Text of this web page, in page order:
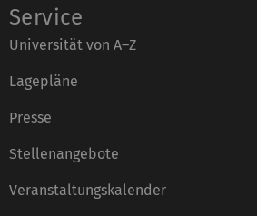
Service
Universität von A–Z
Lagepläne
Presse
Stellenangebote
Veranstaltungskalender